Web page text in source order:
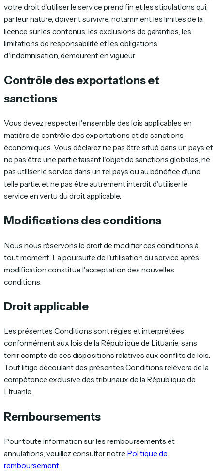
votre droit d'utiliser le service prend fin et les stipulations qui,
par leur nature, doivent survivre, notamment les limites de la
licence sur les contenus, les exclusions de garanties, les
limitations de responsabilité et les obligations
d'indemnisation, demeurent en vigueur.
Contrôle des exportations et
sanctions
Vous devez respecter l'ensemble des lois applicables en
matière de contrôle des exportations et de sanctions
économiques. Vous déclarez ne pas être situé dans un pays et
ne pas être une partie faisant l'objet de sanctions globales, ne
pas utiliser le service dans un tel pays ou au bénéfice d'une
telle partie, et ne pas être autrement interdit d'utiliser le
service en vertu du droit applicable.
Modifications des conditions
Nous nous réservons le droit de modifier ces conditions à
tout moment. La poursuite de l'utilisation du service après
modification constitue l'acceptation des nouvelles
conditions.
Droit applicable
Les présentes Conditions sont régies et interprétées
conformément aux lois de la République de Lituanie, sans
tenir compte de ses dispositions relatives aux conflits de lois.
Tout litige découlant des présentes Conditions relèvera de la
compétence exclusive des tribunaux de la République de
Lituanie.
Remboursements
Pour toute information sur les remboursements et
annulations, veuillez consulter notre Politique de
remboursement.